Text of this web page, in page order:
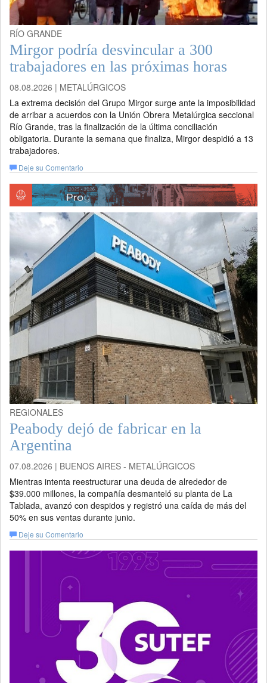
RÍO GRANDE
Mirgor podría desvincular a 300
trabajadores en las próximas horas
08.08.2026 | METALÚRGICOS
La extrema decisión del Grupo Mirgor surge ante la imposibilidad
de arribar a acuerdos con la Unión Obrera Metalúrgica seccional
Río Grande, tras la finalización de la última conciliación
obligatoria. Durante la semana que finaliza, Mirgor despidió a 13
trabajadores.
Deje su Comentario
REGIONALES
Peabody dejó de fabricar en la
Argentina
07.08.2026 | BUENOS AIRES - METALÚRGICOS
Mientras intenta reestructurar una deuda de alrededor de
$39.000 millones, la compañía desmanteló su planta de La
Tablada, avanzó con despidos y registró una caída de más del
50% en sus ventas durante junio.
Deje su Comentario